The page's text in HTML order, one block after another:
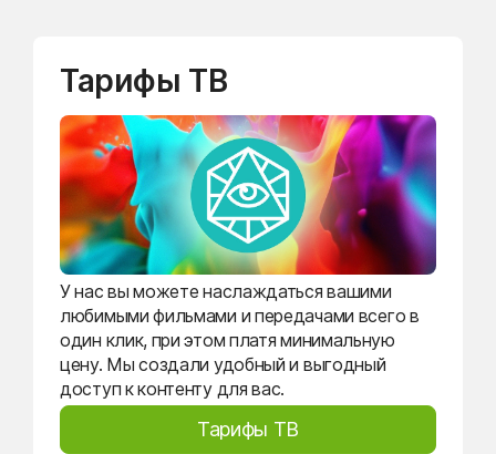
Тарифы ТВ
У нас вы можете наслаждаться вашими
любимыми фильмами и передачами всего в
один клик, при этом платя минимальную
цену. Мы создали удобный и выгодный
доступ к контенту для вас.
Тарифы ТВ